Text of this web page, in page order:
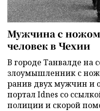
Мужчина с
человек в Чехии
В городе Танвалде на
злоумышленник с
ранив двух мужчин и
портал Idnes со
полиции и скорой